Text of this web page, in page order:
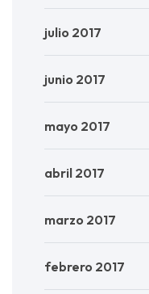
julio 2017
junio 2017
mayo 2017
abril 2017
marzo 2017
febrero 2017